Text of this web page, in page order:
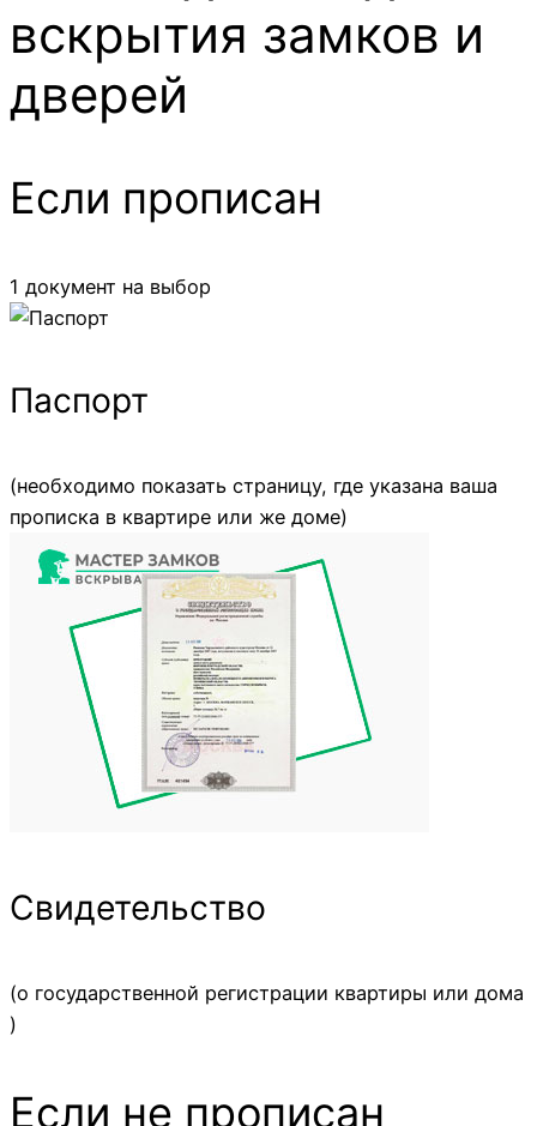
вскрытия замков и
дверей
Если прописан
1 документ на выбор
Паспорт
(необходимо показать страницу, где указана ваша
прописка в квартире или же доме)
Свидетельство
(о государственной регистрации квартиры или дома
)
Если не прописан